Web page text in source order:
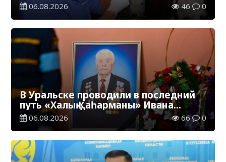
06.08.2026 46 0
В Уральске проводили в последний
путь «Халық Қаһарманы» Ивана
Степановича Гапича
06.08.2026 66 0